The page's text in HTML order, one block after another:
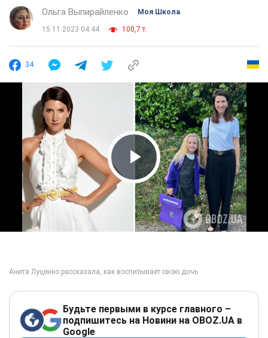
Ольга Выпирайленко Моя Школа
15.11.2023 04:44 100,7 т.
34
Play Video
Будьте первыми в курсе главного –
подпишитесь на Новини на OBOZ.UA в
Google